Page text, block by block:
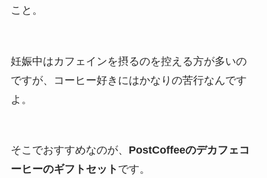
こと。
妊娠中はカフェインを摂るのを控える方が多いの
ですが、コーヒー好きにはかなりの苦行なんです
よ。
そこでおすすめなのが、 PostCoffeeのデカフェコ
ーヒーのギフトセット です。